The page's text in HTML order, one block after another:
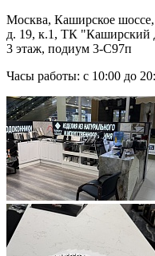
Москва, Каширское шоссе,
д. 19, к.1, ТК "Каширский
3 этаж, подиум 3-С97п
Часы работы: с 10:00 до